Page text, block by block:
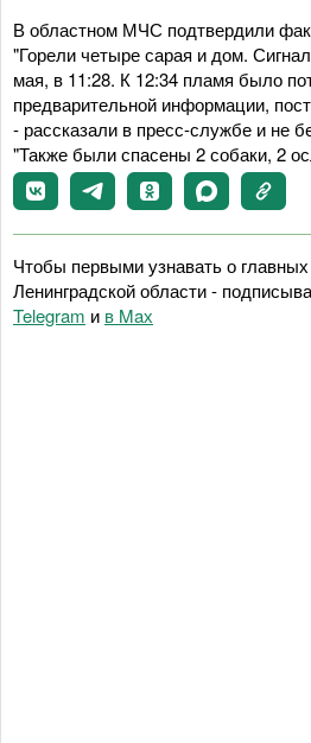
В областном МЧС подтвердили
"Горели четыре сарая и дом.
мая, в 11:28. К 12:34 пламя было
предварительной информации,
- рассказали в пресс-службе и не
"Также были спасены 2 собаки, 2
Чтобы первыми узнавать о
Ленинградской области -
Telegram и в Maх